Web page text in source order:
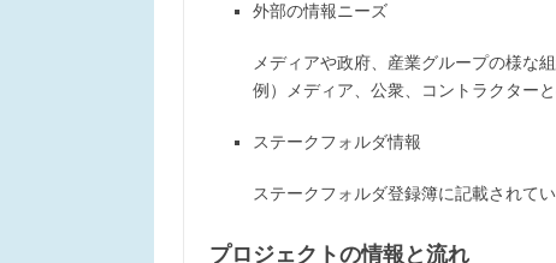
外部の情報ニーズ
メディアや政府、産業グループの様な
例）メディア、公衆、コントラクター
ステークフォルダ情報
ステークフォルダ登録簿に記載されて
プロジェクトの情報と流れ